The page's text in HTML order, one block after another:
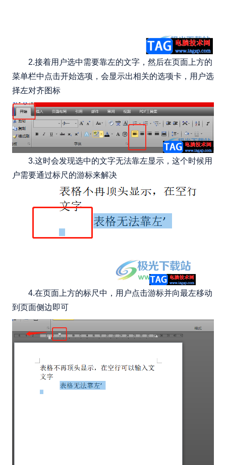
2.接着用户选中需要靠左的文字，然后在页面上方的
菜单栏中点击开始选项，会显示出相关的选项卡，用户选
择左对齐图标
3.这时会发现选中的文字无法靠左显示，这个时候用
户需要通过标尺的游标来解决
4.在页面上方的标尺中，用户点击游标并向最左移动
到页面侧边即可